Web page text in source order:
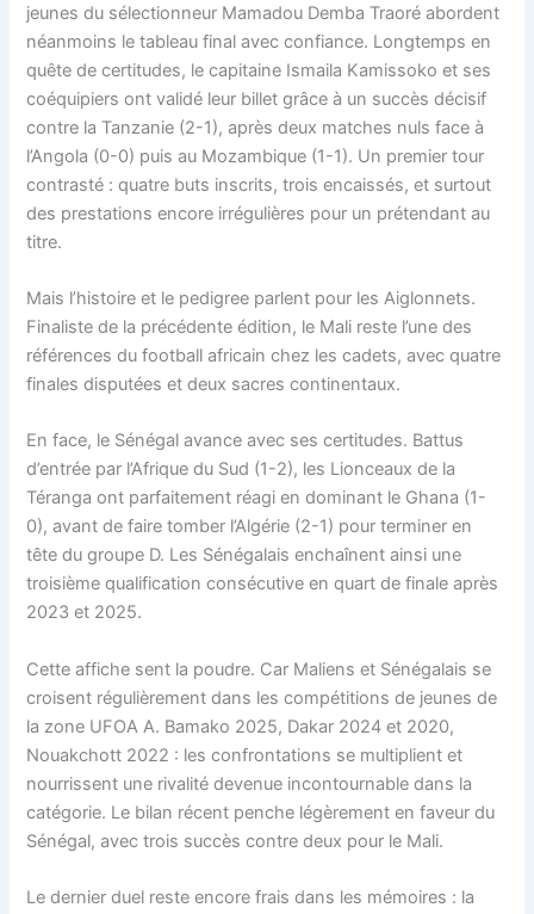
jeunes du sélectionneur Mamadou Demba Traoré abordent
néanmoins le tableau final avec confiance. Longtemps en
quête de certitudes, le capitaine Ismaila Kamissoko et ses
coéquipiers ont validé leur billet grâce à un succès décisif
contre la Tanzanie (2-1), après deux matches nuls face à
l’Angola (0-0) puis au Mozambique (1-1). Un premier tour
contrasté : quatre buts inscrits, trois encaissés, et surtout
des prestations encore irrégulières pour un prétendant au
titre.
Mais l’histoire et le pedigree parlent pour les Aiglonnets.
Finaliste de la précédente édition, le Mali reste l’une des
références du football africain chez les cadets, avec quatre
finales disputées et deux sacres continentaux.
En face, le Sénégal avance avec ses certitudes. Battus
d’entrée par l’Afrique du Sud (1-2), les Lionceaux de la
Téranga ont parfaitement réagi en dominant le Ghana (1-
0), avant de faire tomber l’Algérie (2-1) pour terminer en
tête du groupe D. Les Sénégalais enchaînent ainsi une
troisième qualification consécutive en quart de finale après
2023 et 2025.
Cette affiche sent la poudre. Car Maliens et Sénégalais se
croisent régulièrement dans les compétitions de jeunes de
la zone UFOA A. Bamako 2025, Dakar 2024 et 2020,
Nouakchott 2022 : les confrontations se multiplient et
nourrissent une rivalité devenue incontournable dans la
catégorie. Le bilan récent penche légèrement en faveur du
Sénégal, avec trois succès contre deux pour le Mali.
Le dernier duel reste encore frais dans les mémoires : la